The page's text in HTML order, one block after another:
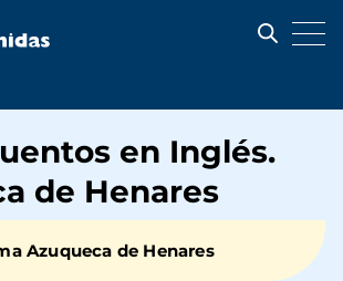
en Inglés.
de Henares
Azuqueca de Henares